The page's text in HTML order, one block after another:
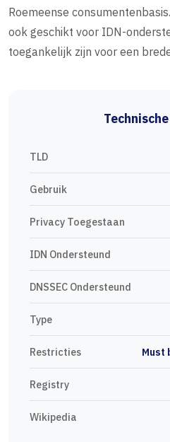
Roemeense
ook geschikt voor IDN-
toegankelijk zijn voor een
TLD
Gebruik
Privacy Toegestaan
IDN Ondersteund
DNSSEC Ondersteund
Type
Restricties Must
Registry
Wikipedia